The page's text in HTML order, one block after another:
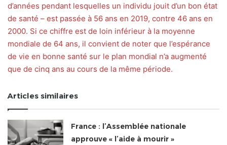
d’années pendant lesquelles un individu jouit d’un bon état
de santé – est passée à 56 ans en 2019, contre 46 ans en
2000. Si ce chiffre est de loin inférieur à la moyenne
mondiale de 64 ans, il convient de noter que l’espérance
de vie en bonne santé sur le plan mondial n’a augmenté
que de cinq ans au cours de la même période.
Articles similaires
France : l’Assemblée nationale
approuve « l’aide à mourir »